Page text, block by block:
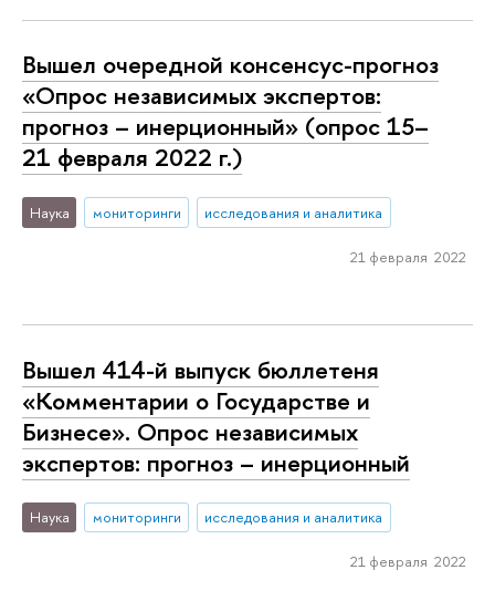
Вышел очередной консенсус-прогноз
«Опрос независимых экспертов:
прогноз – инерционный» (опрос 15–
21 февраля 2022 г.)
Наука мониторинги исследования и аналитика
21 февраля 2022
Вышел 414-й выпуск бюллетеня
«Комментарии о Государстве и
Бизнесе». Опрос независимых
экспертов: прогноз – инерционный
Наука мониторинги исследования и аналитика
21 февраля 2022